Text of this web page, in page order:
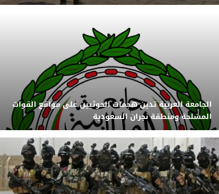
الجامعة العربية تدين هجمات الحوثيين على مواقع القوات
المسلحة ومنطقة نجران السعودية